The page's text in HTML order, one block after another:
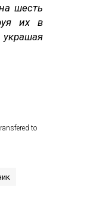
шесть
их в
to